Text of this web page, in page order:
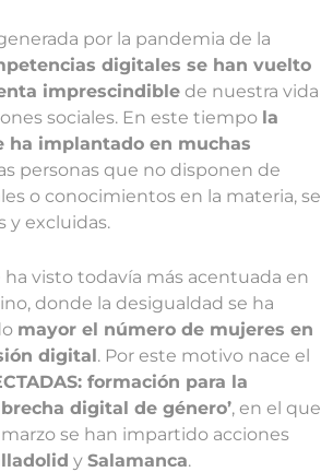
por la pandemia de la
digitales se han vuelto
imprescindible de nuestra vida
sociales. En este tiempo la
ha implantado en muchas
personas que no disponen de
o conocimientos en la materia, se
y excluidas.
ha visto todavía más acentuada en
donde la desigualdad se ha
mayor el número de mujeres en
digital. Por este motivo nace el
formación para la
digital de género’, en el que
se han impartido acciones
y Salamanca.